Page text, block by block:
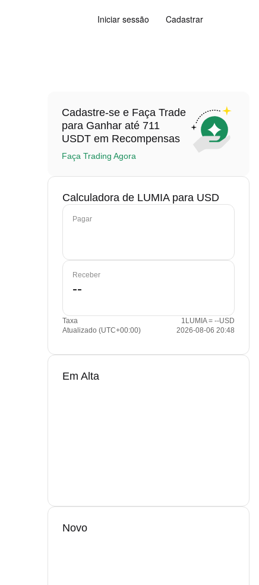
Iniciar sessão Cadastrar
Cadastre-se e Faça Trade
para Ganhar até 711
USDT em Recompensas
Faça Trading Agora
Calculadora de LUMIA para USD
Pagar
Receber
Taxa
1LUMIA = --USD
Atualizado (UTC+00:00)
2026-08-06 20:48
Em Alta
Novo